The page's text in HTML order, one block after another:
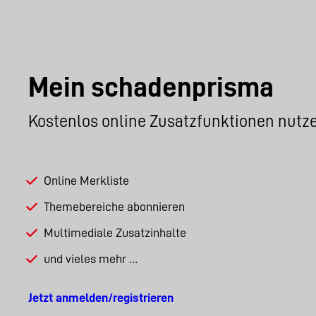
Mein schadenprisma
Kostenlos online Zusatzfunktionen
Online Merkliste
Themebereiche abonnieren
Multimediale Zusatzinhalte
und vieles mehr …
Jetzt anmelden/registrieren